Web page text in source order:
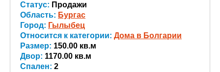
Статус: Продажи
Область: Бургас
Город: Гылыбец
Относится к категории: Дома в Болгарии
Размер: 150.00 кв.м
Двор: 1170.00 кв.м
Спален: 2